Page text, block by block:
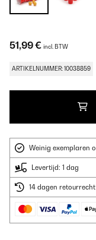
51,99 € incl. BTW
ARTIKELNUMMER: 10038859
Weinig exemplaren
Levertijd: 1 dag
14 dagen retourrecht